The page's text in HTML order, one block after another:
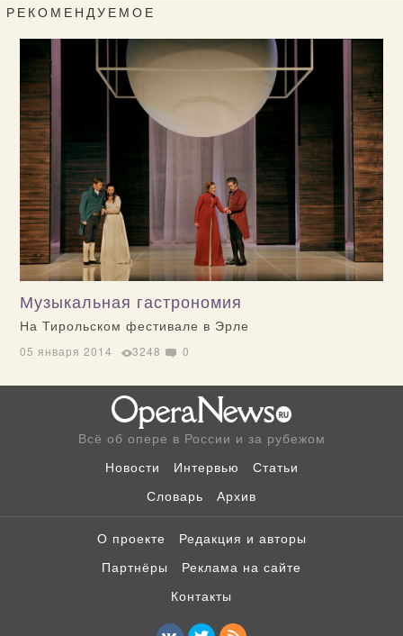
РЕКОМЕНДУЕМОЕ
Музыкальная гастрономия
На Тирольском фестивале в Эрле
05 января 2014 3248 0
Всё об опере в России и за рубежом
Новости
Интервью
Статьи
Словарь
Архив
О проекте
Редакция и авторы
Партнёры
Реклама на сайте
Контакты